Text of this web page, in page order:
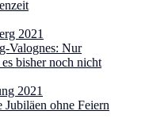
2021
Valognes: Nur
bisher noch nicht
2021
Jubiläen ohne Feiern